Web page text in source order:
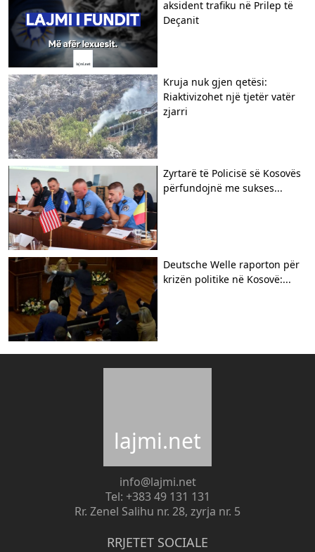
aksident trafiku në Prilep të
Deçanit
Kruja nuk gjen qetësi:
Riaktivizohet një tjetër vatër
zjarri
Zyrtarë të Policisë së Kosovës
përfundojnë me sukses...
Deutsche Welle raporton për
krizën politike në Kosovë:...
lajmi.net
info@lajmi.net
Tel: +383 49 131 131
Rr. Zenel Salihu nr. 28, zyrja nr. 5
RRJETET SOCIALE